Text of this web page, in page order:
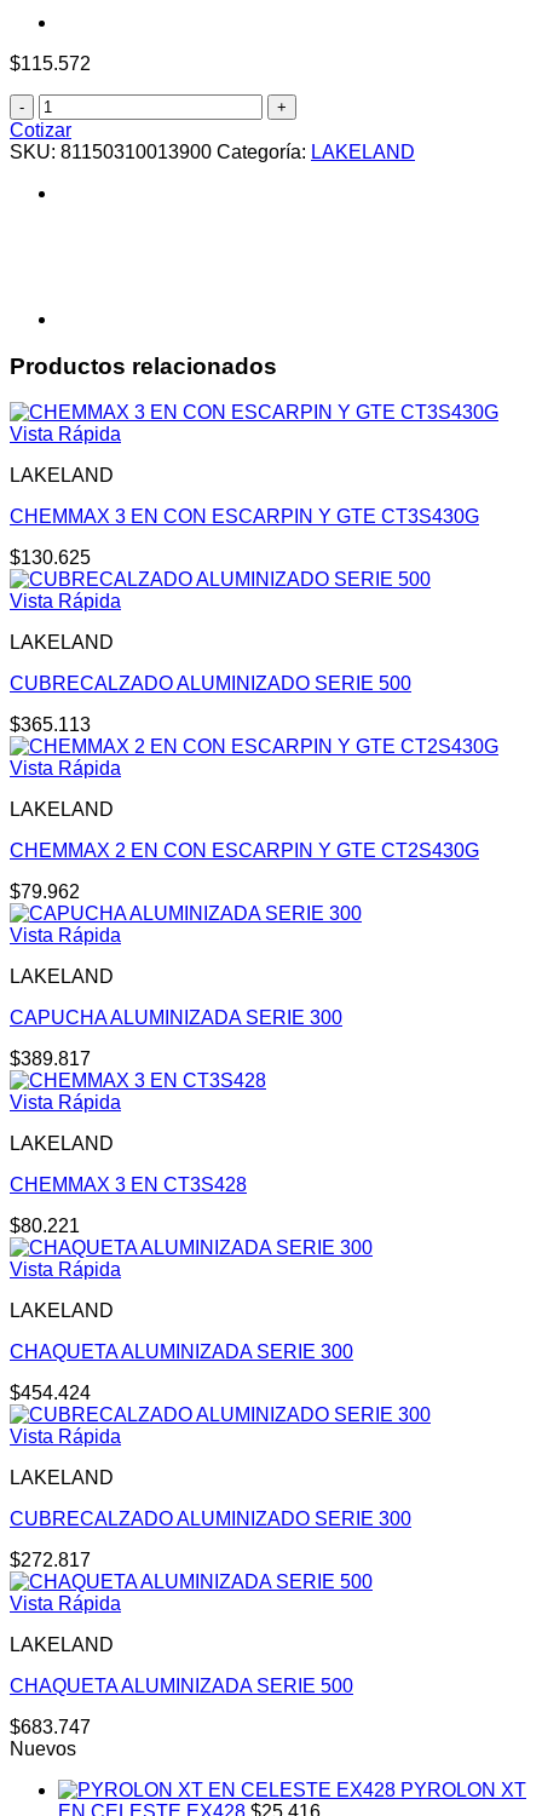
$115.572
PR
GT
ALUMINIZADO
300
Cotizar
SKU: 81150310013900 Categoría: LAKELAND
Productos relacionados
Vista Rápida
LAKELAND
CHEMMAX 3 EN CON ESCARPIN Y GTE CT3S430G
$130.625
Vista Rápida
LAKELAND
CUBRECALZADO ALUMINIZADO SERIE 500
$365.113
Vista Rápida
LAKELAND
CHEMMAX 2 EN CON ESCARPIN Y GTE CT2S430G
$79.962
Vista Rápida
LAKELAND
CAPUCHA ALUMINIZADA SERIE 300
$389.817
Vista Rápida
LAKELAND
CHEMMAX 3 EN CT3S428
$80.221
Vista Rápida
LAKELAND
CHAQUETA ALUMINIZADA SERIE 300
$454.424
Vista Rápida
LAKELAND
CUBRECALZADO ALUMINIZADO SERIE 300
$272.817
Vista Rápida
LAKELAND
CHAQUETA ALUMINIZADA SERIE 500
$683.747
Nuevos
PYROLON XT